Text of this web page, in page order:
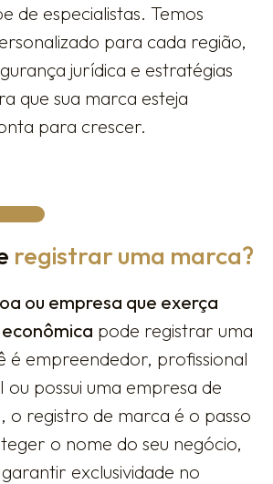
de especialistas. Temos
para cada região,
jurídica e estratégias
que sua marca esteja
para crescer.
registrar uma marca?
ou empresa que exerça
pode registrar uma
é empreendedor, profissional
possui uma empresa de
o registro de marca é o passo
o nome do seu negócio,
exclusividade no